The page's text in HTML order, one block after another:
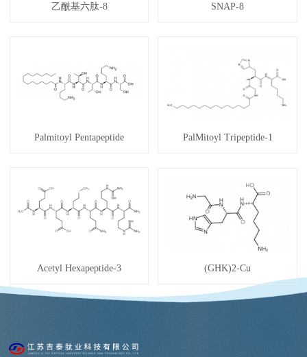
乙酰基六肽-8 SNAP-8
Palmitoyl Pentapeptide PalMitoyl Tripeptide-1
Acetyl Hexapeptide-3 (GHK)2-Cu